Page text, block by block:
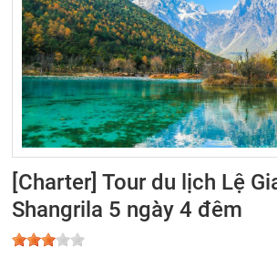
[Charter] Tour du lịch Lệ
Shangrila 5 ngày 4 đêm